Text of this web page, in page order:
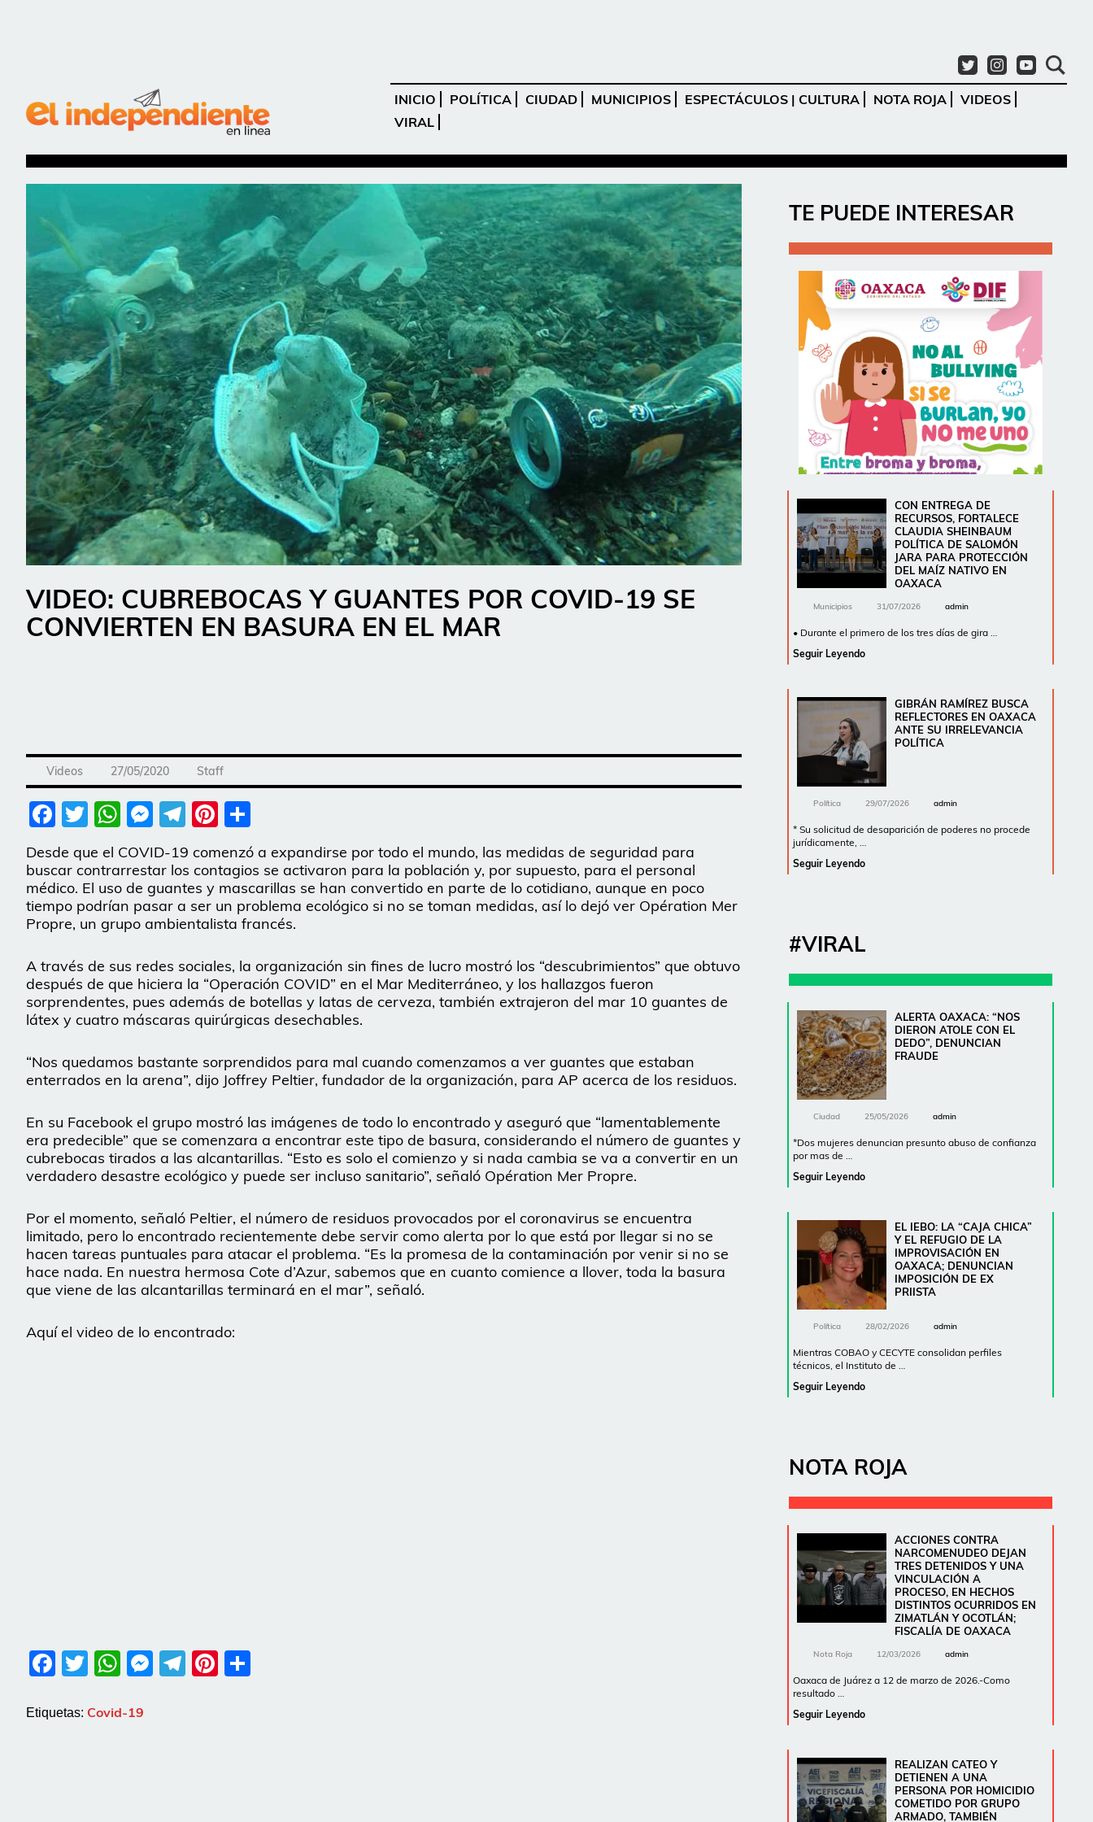
INICIO POLÍTICA CIUDAD MUNICIPIOS ESPECTÁCULOS | CULTURA NOTA ROJA
VIDEOS
VIRAL
VIDEO: CUBREBOCAS Y GUANTES POR COVID-19 SE
CONVIERTEN EN BASURA EN EL MAR
Videos 27/05/2020 Staff
Facebook
Twitter
WhatsApp
Messenger
Telegram
Pinterest
Desde que el COVID-19 comenzó a expandirse por todo el mundo, las medidas de seguridad para
buscar contrarrestar los contagios se activaron para la población y, por supuesto, para el personal
médico. El uso de guantes y mascarillas se han convertido en parte de lo cotidiano, aunque en poco
tiempo podrían pasar a ser un problema ecológico si no se toman medidas, así lo dejó ver Opération Mer
Propre, un grupo ambientalista francés.
A través de sus redes sociales, la organización sin fines de lucro mostró los “descubrimientos” que obtuvo
después de que hiciera la “Operación COVID” en el Mar Mediterráneo, y los hallazgos fueron
sorprendentes, pues además de botellas y latas de cerveza, también extrajeron del mar 10 guantes de
látex y cuatro máscaras quirúrgicas desechables.
“Nos quedamos bastante sorprendidos para mal cuando comenzamos a ver guantes que estaban
enterrados en la arena”, dijo Joffrey Peltier, fundador de la organización, para AP acerca de los residuos.
En su Facebook el grupo mostró las imágenes de todo lo encontrado y aseguró que “lamentablemente
era predecible” que se comenzara a encontrar este tipo de basura, considerando el número de guantes y
cubrebocas tirados a las alcantarillas. “Esto es solo el comienzo y si nada cambia se va a convertir en un
verdadero desastre ecológico y puede ser incluso sanitario”, señaló Opération Mer Propre.
Por el momento, señaló Peltier, el número de residuos provocados por el coronavirus se encuentra
limitado, pero lo encontrado recientemente debe servir como alerta por lo que está por llegar si no se
hacen tareas puntuales para atacar el problema. “Es la promesa de la contaminación por venir si no se
hace nada. En nuestra hermosa Cote d’Azur, sabemos que en cuanto comience a llover, toda la basura
que viene de las alcantarillas terminará en el mar”, señaló.
Aquí el video de lo encontrado:
Facebook
Twitter
WhatsApp
Messenger
Telegram
Pinterest
Etiquetas: Covid-19
TE PUEDE INTERESAR
CON ENTREGA DE
RECURSOS, FORTALECE
CLAUDIA SHEINBAUM
POLÍTICA DE SALOMÓN
JARA PARA PROTECCIÓN
DEL MAÍZ NATIVO EN
OAXACA
Municipios 31/07/2026 admin
• Durante el primero de los tres días de gira …
Seguir Leyendo
GIBRÁN RAMÍREZ BUSCA
REFLECTORES EN OAXACA
ANTE SU IRRELEVANCIA
POLÍTICA
Política 29/07/2026 admin
* Su solicitud de desaparición de poderes no procede
jurídicamente, …
Seguir Leyendo
#VIRAL
ALERTA OAXACA: “NOS
DIERON ATOLE CON EL
DEDO”, DENUNCIAN
FRAUDE
Ciudad 25/05/2026 admin
*Dos mujeres denuncian presunto abuso de confianza
por mas de …
Seguir Leyendo
EL IEBO: LA “CAJA CHICA”
Y EL REFUGIO DE LA
IMPROVISACIÓN EN
OAXACA; DENUNCIAN
IMPOSICIÓN DE EX
PRIISTA
Política 28/02/2026 admin
Mientras COBAO y CECYTE consolidan perfiles
técnicos, el Instituto de …
Seguir Leyendo
NOTA ROJA
ACCIONES CONTRA
NARCOMENUDEO DEJAN
TRES DETENIDOS Y UNA
VINCULACIÓN A
PROCESO, EN HECHOS
DISTINTOS OCURRIDOS EN
ZIMATLÁN Y OCOTLÁN;
FISCALÍA DE OAXACA
Nota Roja 12/03/2026 admin
Oaxaca de Juárez a 12 de marzo de 2026.-Como
resultado …
Seguir Leyendo
REALIZAN CATEO Y
DETIENEN A UNA
PERSONA POR HOMICIDIO
COMETIDO POR GRUPO
ARMADO, TAMBIÉN